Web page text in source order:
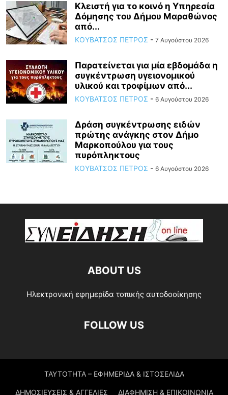
Κλειστή για το κοινό η Υπηρεσία
Δόμησης του Δήμου Μαραθώνος
από...
ΚΟΥΒΑΤΣΟΣ ΠΕΤΡΟΣ - 7 Αυγούστου 2026
Παρατείνεται για μία εβδομάδα η
συγκέντρωση υγειονομικού
υλικού και τροφίμων από...
ΚΟΥΒΑΤΣΟΣ ΠΕΤΡΟΣ - 6 Αυγούστου 2026
Δράση συγκέντρωσης ειδών
πρώτης ανάγκης στον Δήμο
Μαρκοπούλου για τους
πυρόπληκτους
ΚΟΥΒΑΤΣΟΣ ΠΕΤΡΟΣ - 6 Αυγούστου 2026
ABOUT US
Ηλεκτρονική εφημερίδα τοπικής αυτοδοοίκησης
FOLLOW US
ΤΑΥΤΟΤΗΤΑ – ΕΦΗΜΕΡΙΔΑ & ΙΣΤΟΣΕΛΙΔΑ
ΔΗΜΟΣΙΕΥΣΕΙΣ & ΑΓΓΕΛΙΕΣ ΔΙΑΦΗΜΙΣΗ & ΕΠΙΚΟΙΝΩΝΙΑ